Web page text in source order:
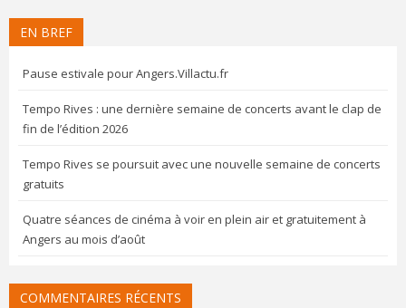
EN BREF
Pause estivale pour Angers.Villactu.fr
Tempo Rives : une dernière semaine de concerts avant le clap de
fin de l’édition 2026
Tempo Rives se poursuit avec une nouvelle semaine de concerts
gratuits
Quatre séances de cinéma à voir en plein air et gratuitement à
Angers au mois d’août
COMMENTAIRES RÉCENTS